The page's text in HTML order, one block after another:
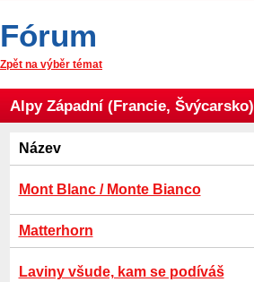
Fórum
Zpět na výběr témat
Alpy Západní (Francie, Švýcarsko)
Název
Mont Blanc / Monte Bianco
Matterhorn
Laviny všude, kam se podíváš